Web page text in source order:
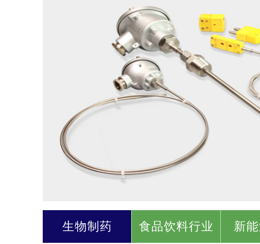
生物制药 食品饮料行业 新